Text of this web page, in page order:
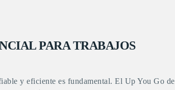
PARA TRABAJOS
y eficiente es fundamental. El Up You Go de